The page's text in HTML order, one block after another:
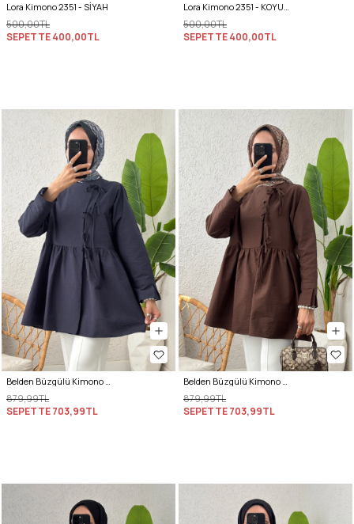
Lora Kimono 2351 - SİYAH
500,00TL
SEPETTE400,00TL
Lora Kimono 2351 - KOYU MİNT YEŞİLİ
500,00TL
SEPETTE400,00TL
Belden Büzgülü Kimono 0002 - LACİVERT
879,99TL
SEPETTE703,99TL
Belden Büzgülü Kimono 0002 - KAHVERENGİ
879,99TL
SEPETTE703,99TL